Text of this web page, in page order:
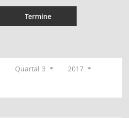
Termine
Quartal 3
2017